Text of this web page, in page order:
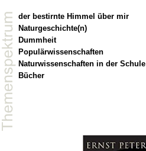
der bestirnte Himmel über mir
Naturgeschichte(n)
Dummheit
Populärwissenschaften
Naturwissenschaften in der Schule
Bücher